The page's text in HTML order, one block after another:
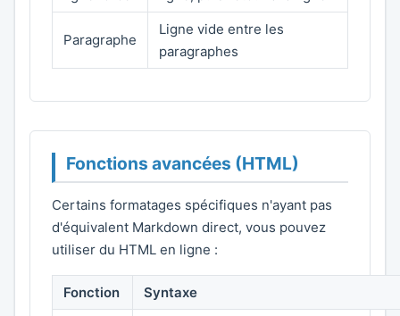
Paragraphe
Ligne vide entre les
paragraphes
Fonctions avancées (HTML)
Certains formatages spécifiques n'ayant pas
d'équivalent Markdown direct, vous pouvez
utiliser du HTML en ligne :
Fonction
Syntaxe